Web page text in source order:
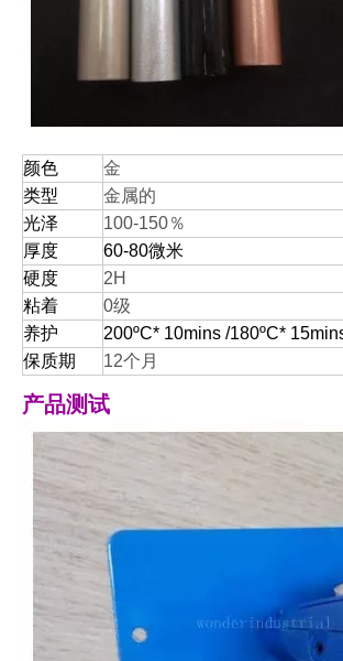
颜色
金
类型
金属的
光泽
100-150％
厚度
60-80微米
硬度
2H
粘着
0级
养护
200ºC* 10mins /180ºC*
保质期
12个月
产品测试